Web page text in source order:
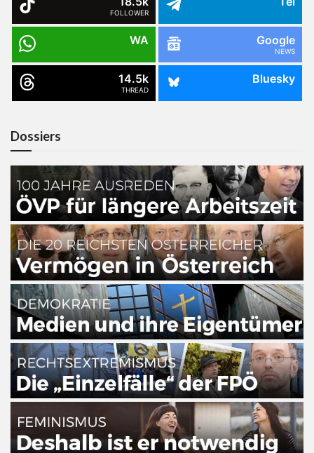
FOLLOWER
WA Google
NEWS
14.5k
THREAD
Bluesky
Dossiers